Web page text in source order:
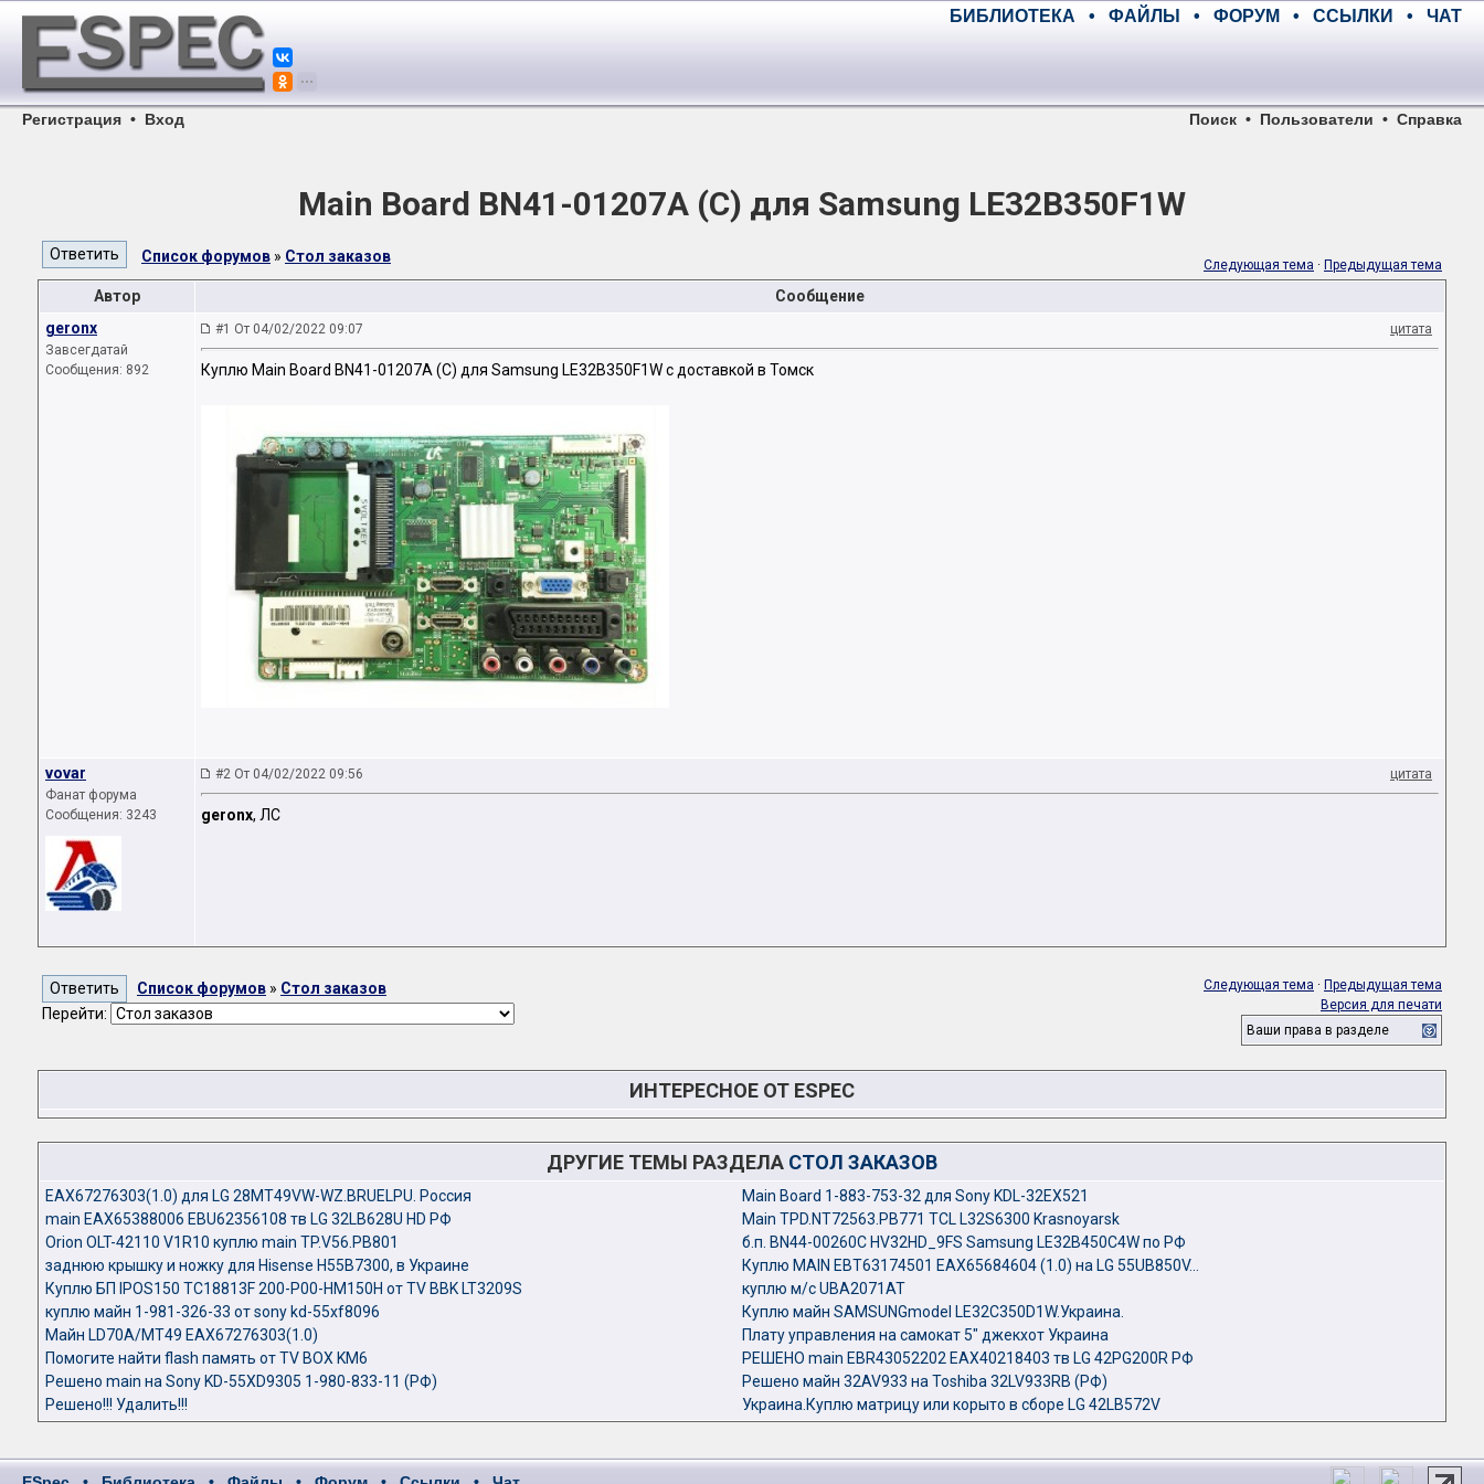
БИБЛИОТЕКА • ФАЙЛЫ • ФОРУМ • ССЫЛКИ • ЧАТ
Регистрация • Вход Поиск • Пользователи • Справка
Main Board BN41-01207A (C) для Samsung LE32B350F1W
Список форумов » Стол заказов Следующая тема · Предыдущая тема
Автор
Сообщение
geronx
Завсегдатай
Сообщения: 892
#1 От 04/02/2022 09:07 цитата
Куплю Main Board BN41-01207A (C) для Samsung LE32B350F1W с доставкой в Томск
vovar
Фанат форума
Сообщения: 3243
#2 От 04/02/2022 09:56 цитата
geronx, ЛС
Список форумов » Стол заказов
Перейти:
Следующая тема · Предыдущая тема
Версия для печати
Ваши права в разделе
ИНТЕРЕСНОЕ ОТ ESPEC
ДРУГИЕ ТЕМЫ РАЗДЕЛА СТОЛ ЗАКАЗОВ
EAX67276303(1.0) для LG 28MT49VW-WZ.BRUELPU. Россия
Main Board 1-883-753-32 для Sony KDL-32EX521
main EAX65388006 EBU62356108 тв LG 32LB628U HD РФ
Main TPD.NT72563.PB771 TCL L32S6300 Krasnoyarsk
Orion OLT-42110 V1R10 куплю main TP.V56.PB801
б.п. BN44-00260C HV32HD_9FS Samsung LE32B450C4W по РФ
заднюю крышку и ножку для Hisense H55B7300, в Украине
Куплю MAIN EBT63174501 EAX65684604 (1.0) на LG 55UB850V...
Куплю БП IPOS150 TC18813F 200-P00-HM150H от TV BBK LT3209S
куплю м/с UBA2071AT
куплю майн 1-981-326-33 от sony kd-55xf8096
Куплю майн SAMSUNGmodel LE32C350D1W.Украина.
Майн LD70A/MT49 EAX67276303(1.0)
Плату управления на самокат 5" джекхот Украина
Помогите найти flash память от TV BOX KM6
РЕШЕНО main EBR43052202 EAX40218403 тв LG 42PG200R РФ
Решено main на Sony KD-55XD9305 1-980-833-11 (РФ)
Решено майн 32AV933 на Toshiba 32LV933RB (РФ)
Решено!!! Удалить!!!
Украина.Куплю матрицу или корыто в сборе LG 42LB572V